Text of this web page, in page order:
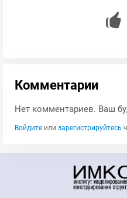
Комментарии
Нет комментариев. Ваш
Войдите или зарегистрируйтесь